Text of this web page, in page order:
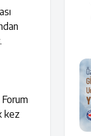
Forum
kez